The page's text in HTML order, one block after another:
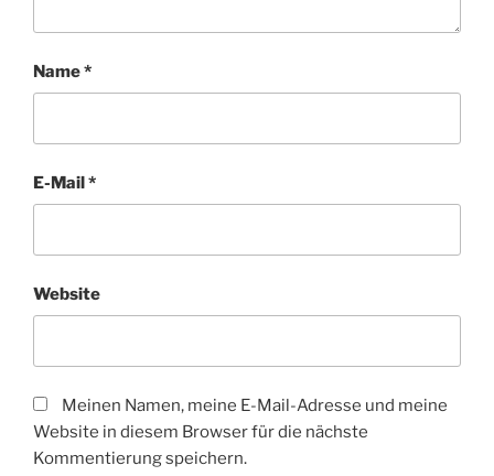
Name*
E-Mail*
Website
Meinen Namen, meine E-Mail-Adresse und meine
Website in diesem Browser für die nächste
Kommentierung speichern.